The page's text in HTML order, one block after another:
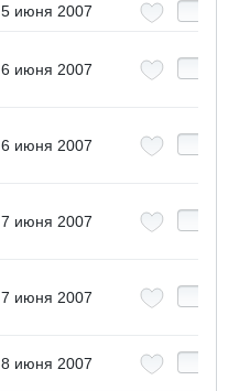
5 июня 2007
6 июня 2007
6 июня 2007
7 июня 2007
7 июня 2007
8 июня 2007